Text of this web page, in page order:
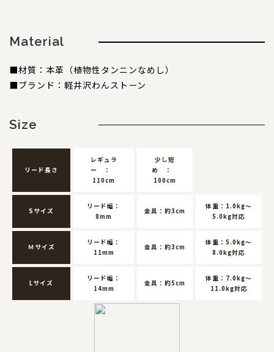
SHOP ショップ
BLOG ブログ
Material
■材質：本革（植物性タンニンなめし）
■ブランド：軽井沢わんストーン
Size
リード長さ
レギュラ
ー ：
110cm
少し短
め ：
100cm
Sサイズ
リード幅：
8mm
金具：約3cm
体重：1.0kg～
5.0kg対応
Ｍサイズ
リード幅：
11mm
金具：約3cm
体重：5.0kg～
8.0kg対応
Lサイズ
リード幅：
14mm
金具：約5cm
体重：7.0kg～
11.0kg対応